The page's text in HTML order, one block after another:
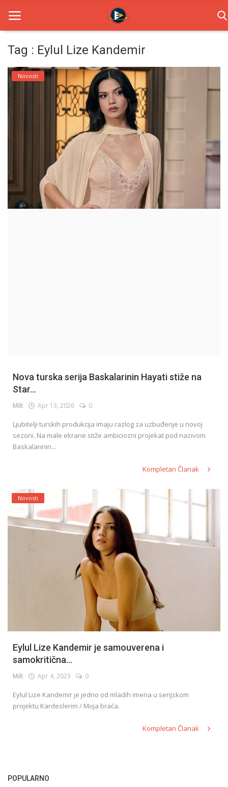
Home
Contact
Login
Tag : Eylul Lize Kandemir
Novosti
Nova turska serija Baskalarinin Hayati stiže na
Star...
Milt Apr 13, 2026 0
Ljubitelji turskih produkcija imaju razlog za uzbuđenje u novoj
sezoni. Na male ekrane stiže ambiciozni projekat pod nazivom
Baskalarinin...
Kompletan Članak
Novosti
Eylul Lize Kandemir je samouverena i
samokritična...
Milt Apr 4, 2023 0
Eylul Lize Kandemir je jedno od mladih imena u serijskom
projektu Kardeslerim / Moja braća.
Kompletan Članak
POPULARNO